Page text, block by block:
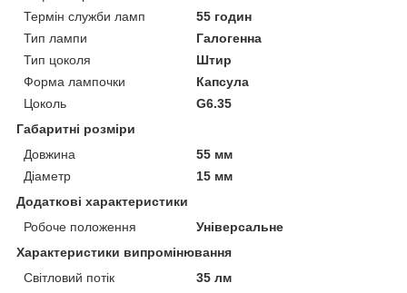
Термін служби ламп
55 годин
Тип лампи
Галогенна
Тип цоколя
Штир
Форма лампочки
Капсула
Цоколь
G6.35
Габаритні розміри
Довжина
55 мм
Діаметр
15 мм
Додаткові характеристики
Робоче положення
Універсальне
Характеристики випромінювання
Світловий потік
35 лм